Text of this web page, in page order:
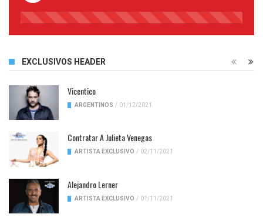
45%
EXCLUSIVOS HEADER
Vicentico
ARGENTINOS / 01/12/2021
Contratar A Julieta Venegas
ARTISTA EXCLUSIVO / 02/11/2021
Alejandro Lerner
ARTISTA EXCLUSIVO / 01/11/2021